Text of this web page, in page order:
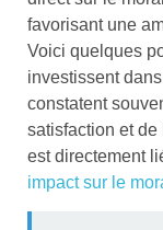
favorisant une
Voici quelques
investissent
constatent
satisfaction et de
est directement
impact sur le